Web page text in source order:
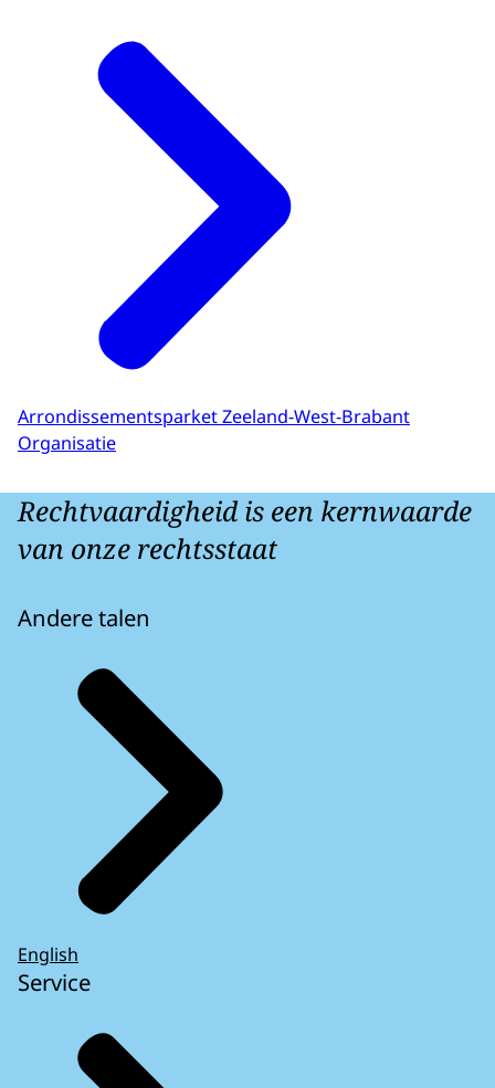
Arrondissementsparket Zeeland-West-Brabant
Organisatie
Rechtvaardigheid is een kernwaarde
van onze rechtsstaat
Andere talen
English
Service